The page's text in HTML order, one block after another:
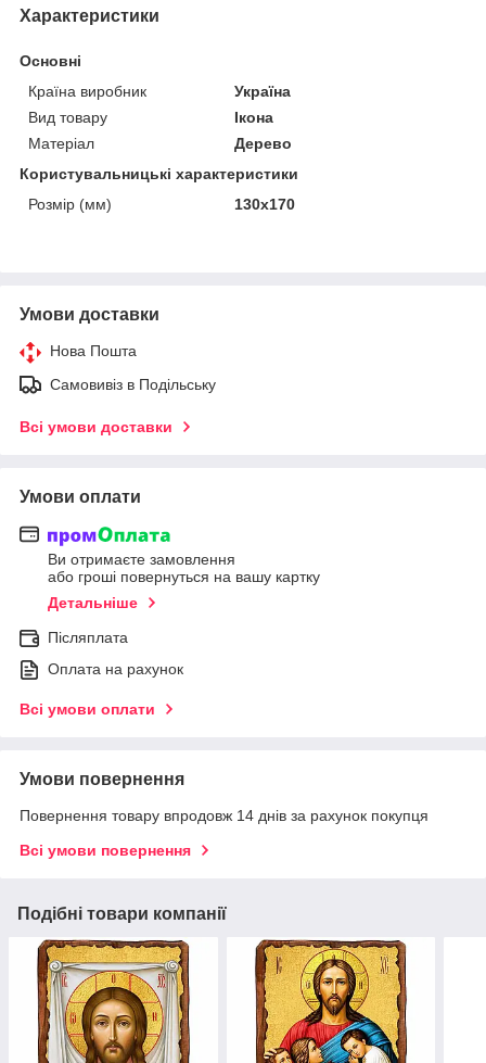
Характеристики
Основні
Країна виробник
Україна
Вид товару
Ікона
Матеріал
Дерево
Користувальницькі характеристики
Розмір (мм)
130х170
Умови доставки
Нова Пошта
Самовивіз в Подільську
Всі умови доставки
Умови оплати
Ви отримаєте замовлення
або гроші повернуться на вашу картку
Детальніше
Післяплата
Оплата на рахунок
Всі умови оплати
Умови повернення
Повернення товару впродовж 14 днів за рахунок покупця
Всі умови повернення
Подібні товари компанії